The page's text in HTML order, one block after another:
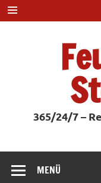
Zum
Inhalt
springen
365/24/7 –
MENÜ